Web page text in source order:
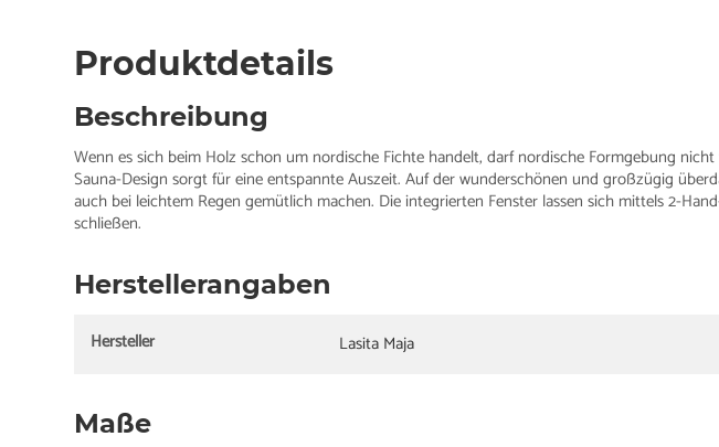
Produktdetails
Beschreibung
Wenn es sich beim Holz schon um nordische Fichte handelt, darf nordische Formgebung
Sauna-Design sorgt für eine entspannte Auszeit. Auf der wunderschönen und großzügig
auch bei leichtem Regen gemütlich machen. Die integrierten Fenster lassen sich mittels 2-
schließen.
Herstellerangaben
Hersteller Lasita Maja
Maße